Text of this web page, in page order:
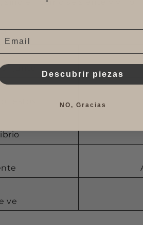
sino en cómo se siente vivirlo.
ve
Descubrir piezas
NO, Gracias